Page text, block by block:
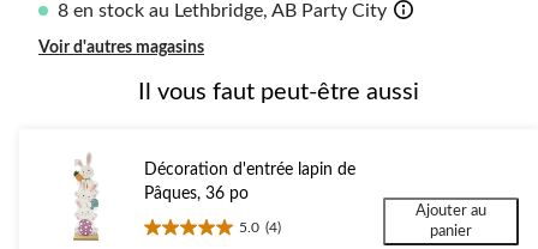
8 en stock au Lethbridge, AB Party City
Voir d'autres magasins
Il vous faut peut-être aussi
Décoration d'entrée lapin de
Pâques, 36 po
5.0 (4)
5.0
Ajouter au
panier